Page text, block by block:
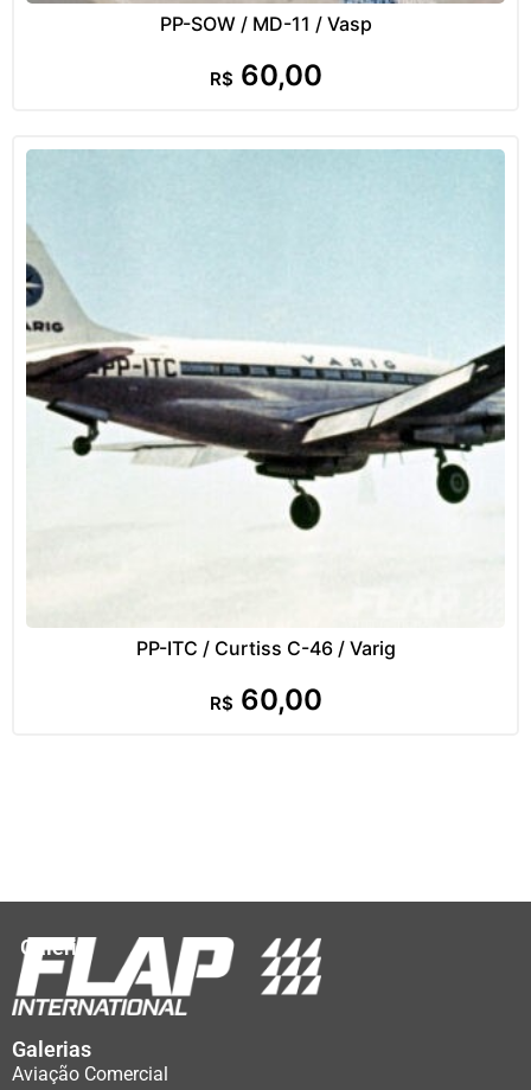
PP-SOW / MD-11 / Vasp
R$ 60,00
PP-ITC / Curtiss C-46 / Varig
R$ 60,00
Galeria
Galerias
Aviação Comercial